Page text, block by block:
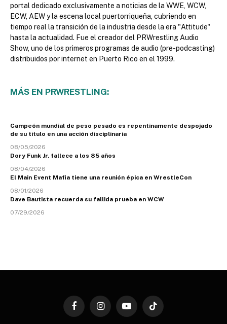
portal dedicado exclusivamente a noticias de la WWE, WCW,
ECW, AEW y la escena local puertorriqueña, cubriendo en
tiempo real la transición de la industria desde la era "Attitude"
hasta la actualidad. Fue el creador del PRWrestling Audio
Show, uno de los primeros programas de audio (pre-podcasting)
distribuidos por internet en Puerto Rico en el 1999.
MÁS EN PRWRESTLING:
Campeón mundial de peso pesado es repentinamente despojado
de su título en una acción disciplinaria
08/05/2026
Dory Funk Jr. fallece a los 85 años
08/04/2026
El Main Event Mafia tiene una reunión épica en WrestleCon
08/01/2026
Dave Bautista recuerda su fallida prueba en WCW
07/29/2026
FacebookInstagramYouTubeTikTok